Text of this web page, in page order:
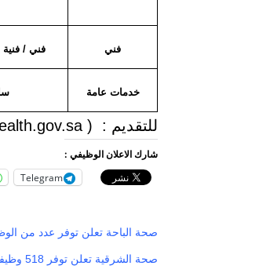
فني فني /
خدمات عامة
للتقديم : ( www.baha-health.gov.sa)
شارك الاعلان الوظيفي :
Telegram
صحة الباحة تعلن توفر عدد من
صحة الشرقية تعلن توفر 518 وظيفة على برنامج التشغيل الذاتي